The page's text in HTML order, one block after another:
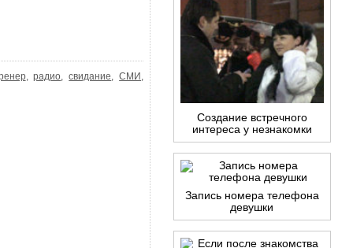
,радио,свидание,СМИ ,
Создание встречного
интереса у незнакомки
Запись номера телефона
девушки